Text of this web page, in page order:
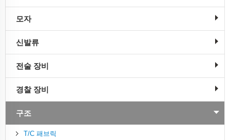
모자
신발류
전술 장비
경찰 장비
구조
T/C 패브릭